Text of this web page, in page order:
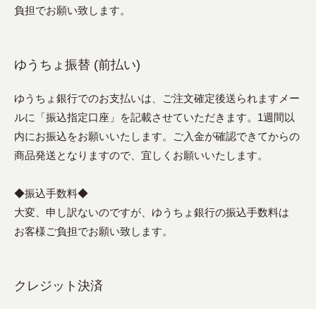
負担でお願い致します。
ゆうちょ振替 (前払い)
ゆうちょ銀行でのお支払いは、ご注文確定後送られますメー
ルに「振込指定口座」を記載させていただきます。1週間以
内にお振込をお願いいたします。ご入金が確認できてからの
商品発送となりますので、宜しくお願いいたします。
◆振込手数料◆
大変、申し訳ないのですが、ゆうちょ銀行の振込手数料は
お客様ご負担でお願い致します。
クレジット決済